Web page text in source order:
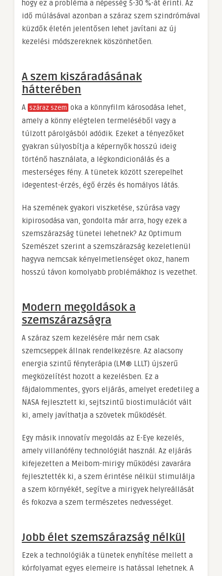
hogy ez a probléma a népesség 5-30 %-át érinti. Az
idő múlásával azonban a száraz szem szindrómával
küzdők életén jelentősen lehet javítani az új
kezelési módszereknek köszönhetően.
A szem kiszáradásának
hátterében
A száraz szem oka a könnyfilm károsodása lehet,
amely a könny elégtelen termeléséből vagy a
túlzott párolgásból adódik. Ezeket a tényezőket
gyakran súlyosbítja a képernyők hosszú ideig
történő használata, a légkondicionálás és a
mesterséges fény. A tünetek között szerepelhet
idegentest-érzés, égő érzés és homályos látás.
Ha szemének gyakori viszketése, szúrása vagy
kipirosodása van, gondolta már arra, hogy ezek a
szemszárazság tünetei lehetnek? Az Optimum
Szemészet szerint a szemszárazság kezeletlenül
hagyva nemcsak kényelmetlenséget okoz, hanem
hosszú távon komolyabb problémákhoz is vezethet.
Modern megoldások a
szemszárazságra
A száraz szem kezelésére már nem csak
szemcseppek állnak rendelkezésre. Az alacsony
energia szintű fényterápia (LM® LLLT) újszerű
megközelítést hozott a kezelésben. Ez a
fájdalommentes, gyors eljárás, amelyet eredetileg a
NASA fejlesztett ki, sejtszintű biostimulációt vált
ki, amely javíthatja a szövetek működését.
Egy másik innovatív megoldás az E-Eye kezelés,
amely villanófény technológiát használ. Az eljárás
kifejezetten a Meibom-mirigy működési zavarára
fejlesztették ki, a szem érintése nélkül stimulálja
a szem környékét, segítve a mirigyek helyreállását
és fokozva a szem természetes nedvességet.
Jobb élet szemszárazság nélkül
Ezek a technológiák a tünetek enyhítése mellett a
kórfolyamat egyes elemeire is hatással lehetnek. A